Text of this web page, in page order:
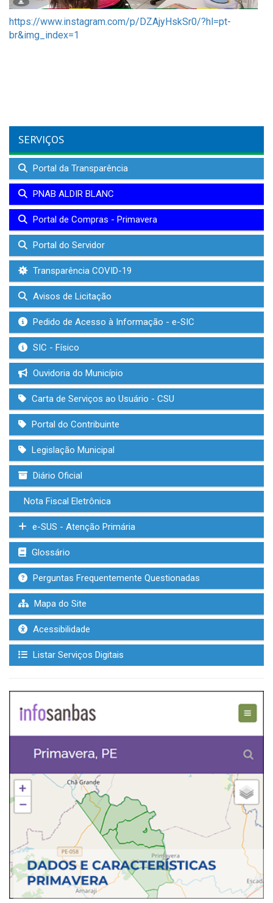
https://www.instagram.com/p/DZAjyHskSr0/?hl=pt-
br&img_index=1
SERVIÇOS
Portal da Transparência
PNAB ALDIR BLANC
Portal de Compras - Primavera
Portal do Servidor
Transparência COVID-19
Avisos de Licitação
Pedido de Acesso à Informação - e-SIC
SIC - Físico
Ouvidoria do Município
Carta de Serviços ao Usuário - CSU
Portal do Contribuinte
Legislação Municipal
Diário Oficial
Nota Fiscal Eletrônica
e-SUS - Atenção Primária
Glossário
Perguntas Frequentemente Questionadas
Mapa do Site
Acessibilidade
Listar Serviços Digitais